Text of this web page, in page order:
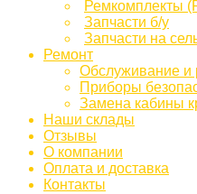
Ремкомплекты
Запчасти б/у
Запчасти на
Ремонт
Обслуживание и
Приборы
Замена кабины
Наши склады
Отзывы
О компании
Оплата и доставка
Контакты